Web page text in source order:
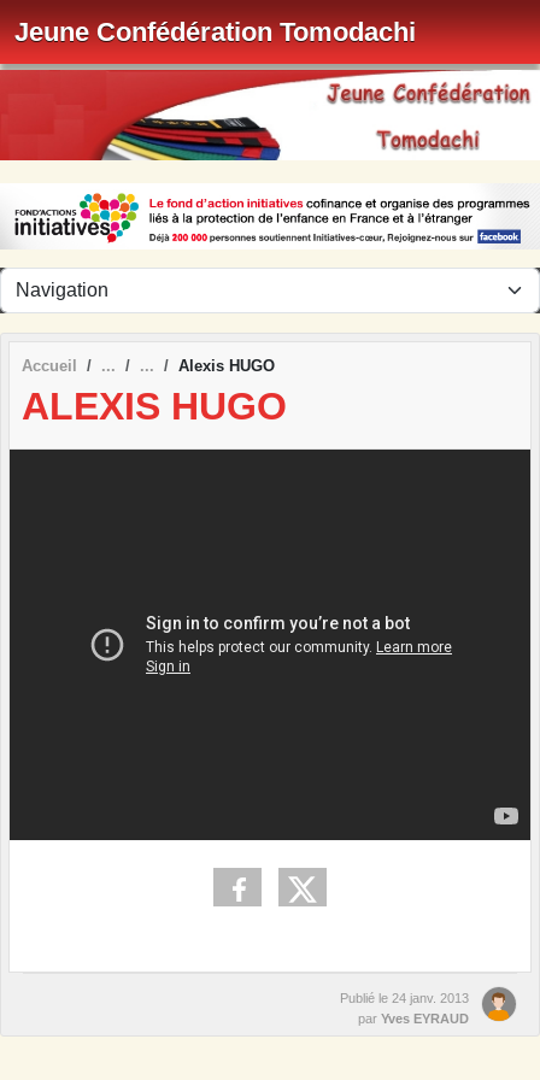
Jeune Confédération Tomodachi
Accueil Alexis HUGO
ALEXIS HUGO
Publié le 24 janv. 2013
par Yves EYRAUD